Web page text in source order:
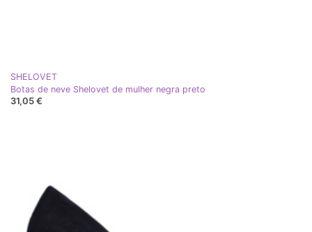
SHELOVET
Botas de neve Shelovet de mulher negra preto
31,05 €